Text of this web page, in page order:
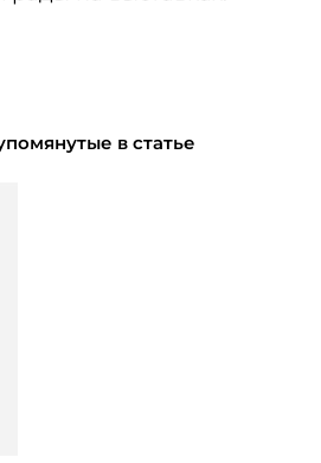
в статье